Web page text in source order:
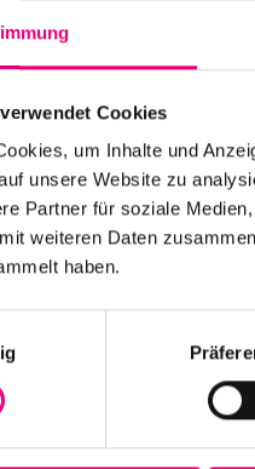
Cookies
um Inhalte und
unsere Website zu
Partner für soziale
weiteren Daten
haben.
zugleich respektvoll, um
umfassenden
mit dem ja ebenfalls